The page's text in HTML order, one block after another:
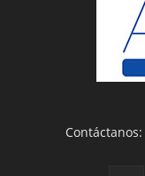
Contáctanos: